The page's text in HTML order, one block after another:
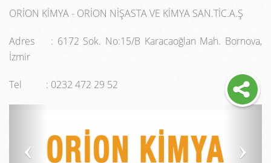
ORİON KİMYA - ORİON NİŞASTA VE KİMYA SAN.TİC.A.Ş
Adres : 6172 Sok. No:15/B Karacaoğlan Mah. Bornova,
İzmir
Tel : 0232 472 29 52